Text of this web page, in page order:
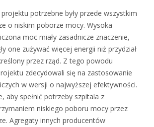
potrzebne były przede wszystkim
o niskim poborze mocy. Wysoka
moc miały zasadnicze znaczenie,
one zużywać więcej energii niż przydział
przez rząd. Z tego powodu
zdecydowali się na zastosowanie
w wersji o najwyższej efektywności.
aby spełnić potrzeby szpitala z
niskiego poboru mocy przez
Agregaty innych producentów